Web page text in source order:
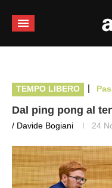
TEMPO LIBERO |
Dal ping pong al
/ Davide Bogiani 24